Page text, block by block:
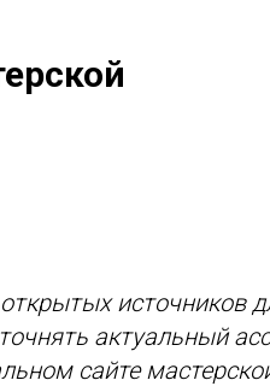
источников
актуальный
сайте